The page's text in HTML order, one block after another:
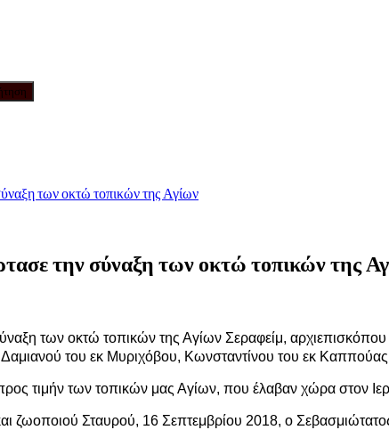
των οκτώ τοπικών της Αγίων
την σύναξη των οκτώ τοπικών της
των οκτώ τοπικών της Αγίων Σεραφείμ,
του εκ Μυριχόβου, Κωνσταντίνου του εκ Καππούας,
τιμήν των τοπικών μας Αγίων, που έλαβαν χώρα στον
ζωοποιού Σταυρού, 16 Σεπτεμβρίου 2018, ο